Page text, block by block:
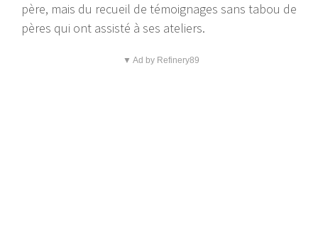
père, mais du recueil de témoignages sans tabou de
pères qui ont assisté à ses ateliers.
▼ Ad by Refinery89